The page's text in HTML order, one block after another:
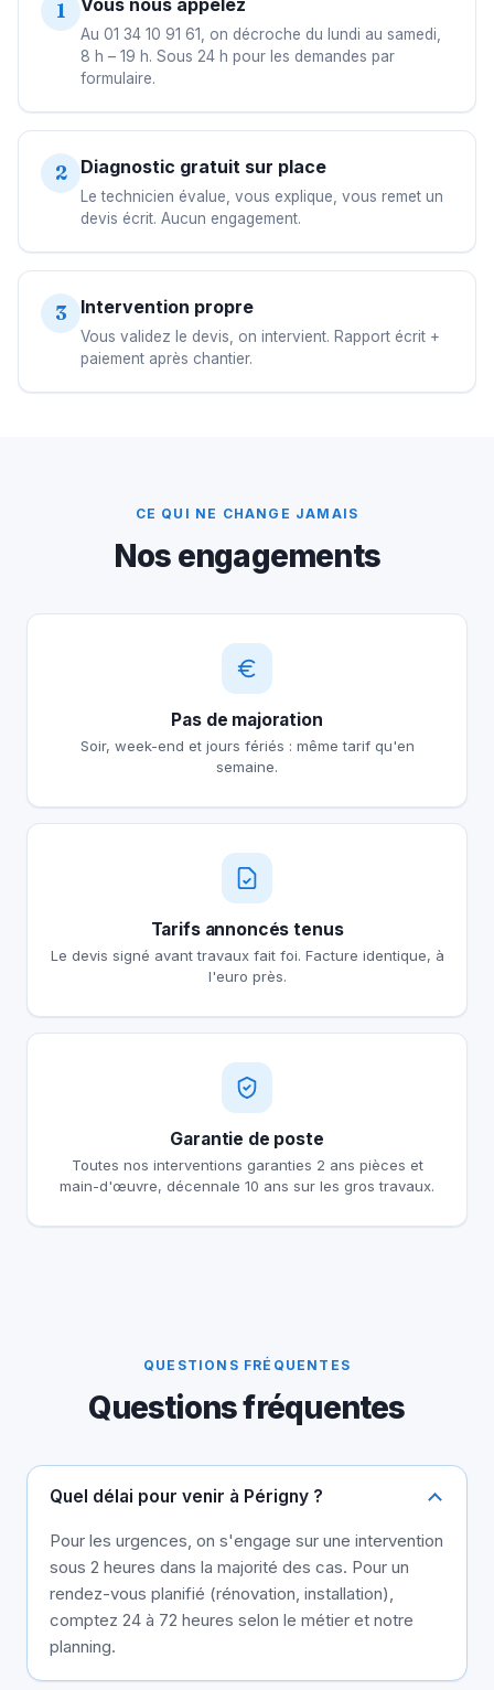
1 Vous nous appelez
Au 01 34 10 91 61, on décroche du lundi au samedi,
8 h – 19 h. Sous 24 h pour les demandes par
formulaire.
2 Diagnostic gratuit sur place
Le technicien évalue, vous explique, vous remet un
devis écrit. Aucun engagement.
3 Intervention propre
Vous validez le devis, on intervient. Rapport écrit +
paiement après chantier.
CE QUI NE CHANGE JAMAIS
Nos engagements
Pas de majoration
Soir, week-end et jours fériés : même tarif qu'en
semaine.
Tarifs annoncés tenus
Le devis signé avant travaux fait foi. Facture identique, à
l'euro près.
Garantie de poste
Toutes nos interventions garanties 2 ans pièces et
main-d'œuvre, décennale 10 ans sur les gros travaux.
QUESTIONS FRÉQUENTES
Questions fréquentes
Quel délai pour venir à Périgny ?
Pour les urgences, on s'engage sur une intervention
sous 2 heures dans la majorité des cas. Pour un
rendez-vous planifié (rénovation, installation),
comptez 24 à 72 heures selon le métier et notre
planning.